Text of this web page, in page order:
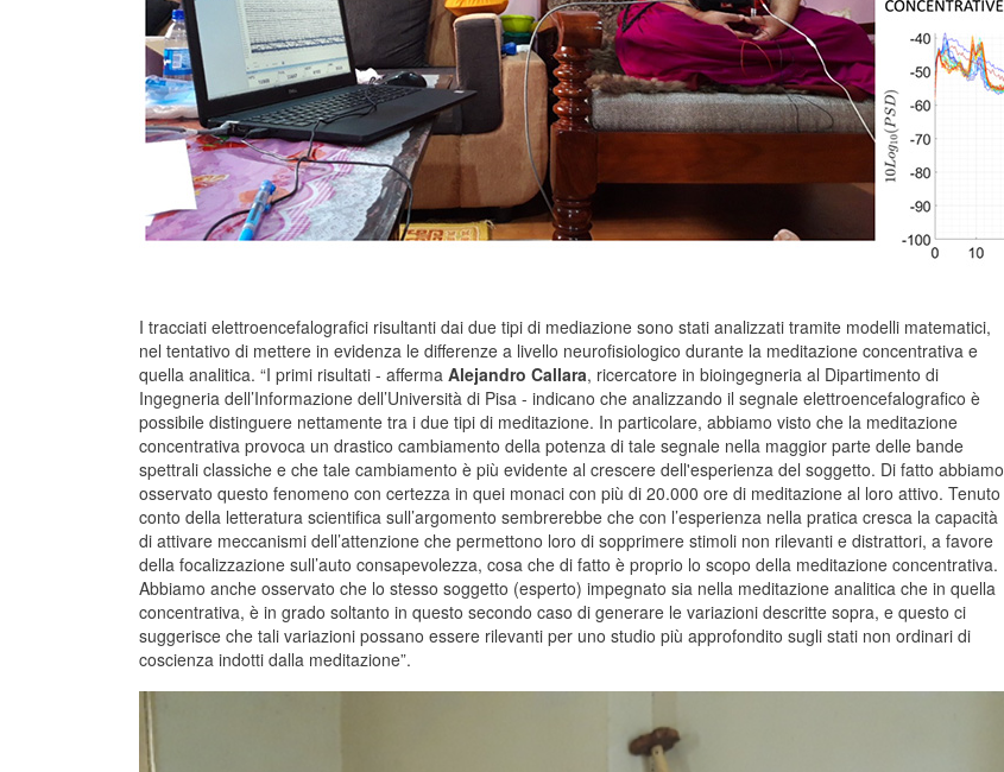
I tracciati elettroencefalografici risultanti dai due tipi di mediazione sono stati analizzati tramite modelli matematici,
nel tentativo di mettere in evidenza le differenze a livello neurofisiologico durante la meditazione concentrativa e
quella analitica. “I primi risultati - afferma Alejandro Callara, ricercatore in bioingegneria al Dipartimento di
Ingegneria dell’Informazione dell’Università di Pisa - indicano che analizzando il segnale elettroencefalografico è
possibile distinguere nettamente tra i due tipi di meditazione. In particolare, abbiamo visto che la meditazione
concentrativa provoca un drastico cambiamento della potenza di tale segnale nella maggior parte delle bande
spettrali classiche e che tale cambiamento è più evidente al crescere dell'esperienza del soggetto. Di fatto abbiamo
osservato questo fenomeno con certezza in quei monaci con più di 20.000 ore di meditazione al loro attivo. Tenuto
conto della letteratura scientifica sull’argomento sembrerebbe che con l’esperienza nella pratica cresca la capacità
di attivare meccanismi dell’attenzione che permettono loro di sopprimere stimoli non rilevanti e distrattori, a favore
della focalizzazione sull’auto consapevolezza, cosa che di fatto è proprio lo scopo della meditazione concentrativa.
Abbiamo anche osservato che lo stesso soggetto (esperto) impegnato sia nella meditazione analitica che in quella
concentrativa, è in grado soltanto in questo secondo caso di generare le variazioni descritte sopra, e questo ci
suggerisce che tali variazioni possano essere rilevanti per uno studio più approfondito sugli stati non ordinari di
coscienza indotti dalla meditazione”.